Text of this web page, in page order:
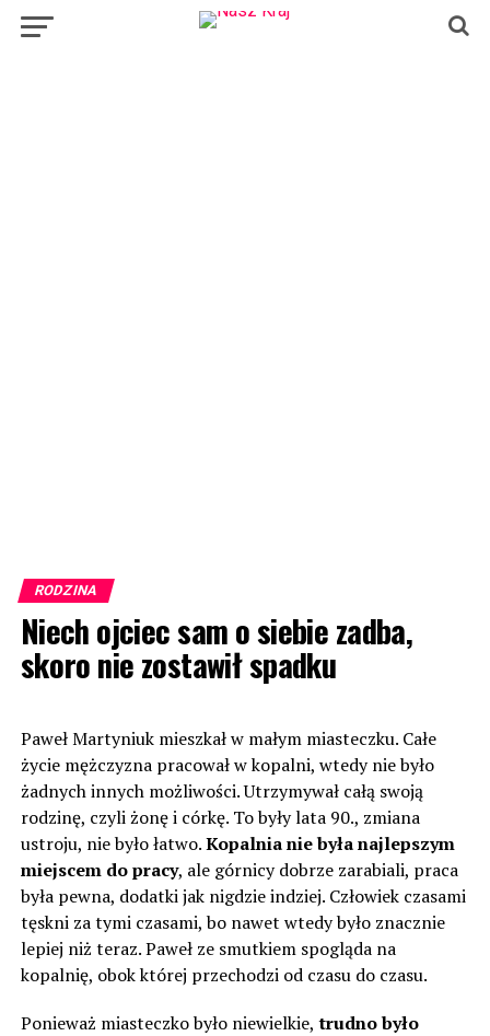
RODZINA
Niech ojciec sam o siebie zadba,
skoro nie zostawił spadku
Paweł Martyniuk mieszkał w małym miasteczku. Całe
życie mężczyzna pracował w kopalni, wtedy nie było
żadnych innych możliwości. Utrzymywał całą swoją
rodzinę, czyli żonę i córkę. To były lata 90., zmiana
ustroju, nie było łatwo.Kopalnia nie była najlepszym
miejscem do pracy, ale górnicy dobrze zarabiali, praca
była pewna, dodatki jak nigdzie indziej. Człowiek czasami
tęskni za tymi czasami, bo nawet wtedy było znacznie
lepiej niż teraz. Paweł ze smutkiem spogląda na
kopalnię, obok której przechodzi od czasu do czasu.
Ponieważ miasteczko było niewielkie, trudno było